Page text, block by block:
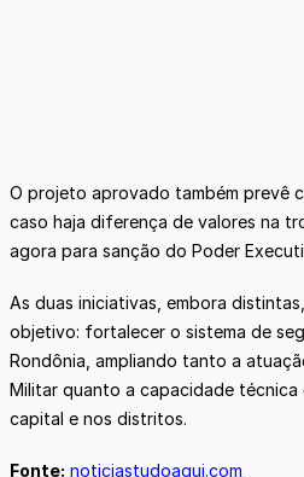
O projeto aprovado também prevê
caso haja diferença de valores na
agora para sanção do Poder
As duas iniciativas, embora
objetivo: fortalecer o sistema de
Rondônia, ampliando tanto a
Militar quanto a capacidade técnica
capital e nos distritos.
Fonte: noticiastudoaqui.com